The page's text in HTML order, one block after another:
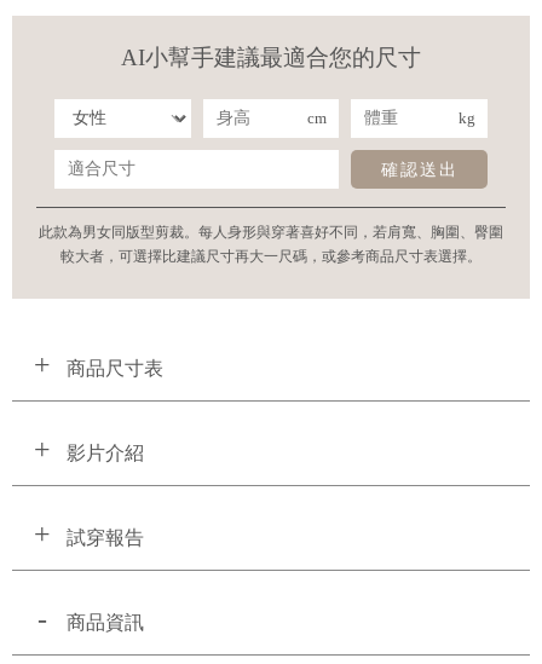
AI小幫手建議最適合您的尺寸
cm kg
確認送出
此款為男女同版型剪裁。每人身形與穿著喜好不同，若肩寬、胸圍、臀圍
較大者，可選擇比建議尺寸再大一尺碼，或參考商品尺寸表選擇。
商品尺寸表
影片介紹
試穿報告
商品資訊